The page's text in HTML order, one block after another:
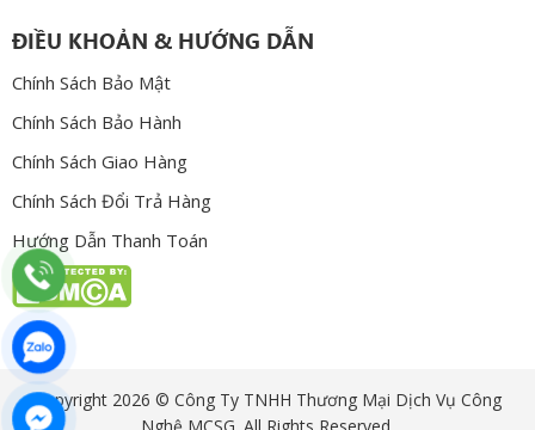
ĐIỀU KHOẢN & HƯỚNG DẪN
Chính Sách Bảo Mật
Chính Sách Bảo Hành
Chính Sách Giao Hàng
Chính Sách Đổi Trả Hàng
Hướng Dẫn Thanh Toán
Copyright 2026 © Công Ty TNHH Thương Mại Dịch Vụ Công